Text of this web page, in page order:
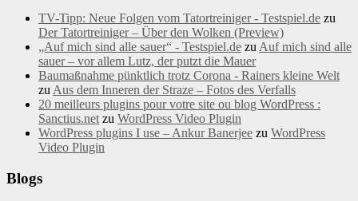
TV-Tipp: Neue Folgen vom Tatortreiniger - Testspiel.de zu
Der Tatortreiniger – Über den Wolken (Preview)
„Auf mich sind alle sauer“ - Testspiel.de zu Auf mich sind alle
sauer – vor allem Lutz, der putzt die Mauer
Baumaßnahme pünktlich trotz Corona - Rainers kleine Welt
zu Aus dem Inneren der Straze – Fotos des Verfalls
20 meilleurs plugins pour votre site ou blog WordPress :
Sanctius.net zu WordPress Video Plugin
WordPress plugins I use – Ankur Banerjee zu WordPress
Video Plugin
Blogs